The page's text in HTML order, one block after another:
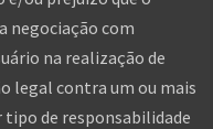
negociação com
na realização de
legal contra um ou mais
tipo de responsabilidade